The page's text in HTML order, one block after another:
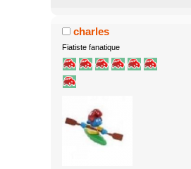
charles
Fiatiste fanatique